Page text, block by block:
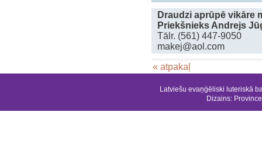
Draudzi aprūpē vikāre
Priekšnieks Andrejs
Tālr. (561) 447-9050
makej@aol.com
« atpakaļ
Latviešu evaņģēliski luteriskā
Dizains: